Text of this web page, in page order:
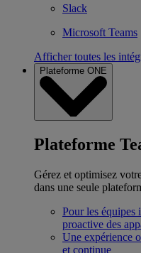
Slack
Microsoft Teams
Afficher toutes les
Plateforme ONE
Plateforme
Gérez et optimisez
dans une seule
Pour les équipes
proactive des
Une expérience
et continue